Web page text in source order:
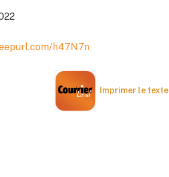
h47N7n
Imprimer le texte